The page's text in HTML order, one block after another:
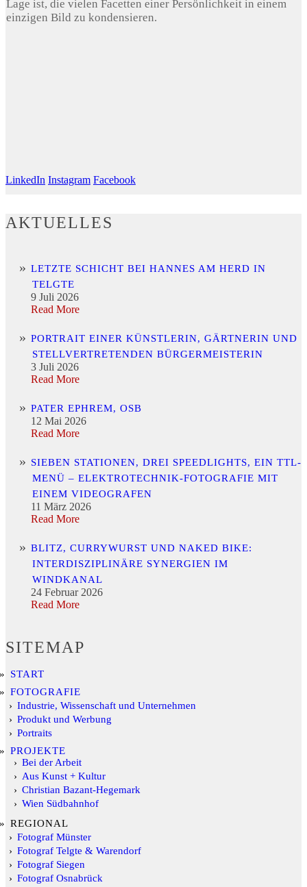
Lage ist, die vielen Facetten einer Persönlichkeit in einem
einzigen Bild zu kondensieren.
LinkedIn Instagram Facebook
AKTUELLES
LETZTE SCHICHT BEI HANNES AM HERD IN
TELGTE
9 Juli 2026
Read More
PORTRAIT EINER KÜNSTLERIN, GÄRTNERIN UND
STELLVERTRETENDEN BÜRGERMEISTERIN
3 Juli 2026
Read More
PATER EPHREM, OSB
12 Mai 2026
Read More
SIEBEN STATIONEN, DREI SPEEDLIGHTS, EIN TTL-
MENÜ – ELEKTROTECHNIK-FOTOGRAFIE MIT
EINEM VIDEOGRAFEN
11 März 2026
Read More
BLITZ, CURRYWURST UND NAKED BIKE:
INTERDISZIPLINÄRE SYNERGIEN IM
WINDKANAL
24 Februar 2026
Read More
SITEMAP
START
FOTOGRAFIE
Industrie, Wissenschaft und Unternehmen
Produkt und Werbung
Portraits
PROJEKTE
Bei der Arbeit
Aus Kunst + Kultur
Christian Bazant-Hegemark
Wien Südbahnhof
REGIONAL
Fotograf Münster
Fotograf Telgte & Warendorf
Fotograf Siegen
Fotograf Osnabrück